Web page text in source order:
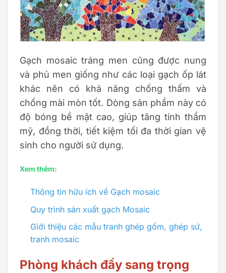
Gạch mosaic tráng men cũng được nung
và phủ men giống như các loại gạch ốp lát
khác nên có khả năng chống thấm và
chống mài mòn tốt. Dòng sản phẩm này có
độ bóng bề mặt cao, giúp tăng tính thẩm
mỹ, đồng thời, tiết kiệm tối đa thời gian vệ
sinh cho người sử dụng.
Xem thêm:
Thông tin hữu ích về Gạch mosaic
Quy trình sản xuất gạch Mosaic
Giới thiệu các mẫu tranh ghép gốm, ghép sứ,
tranh mosaic
Phòng khách đầy sang trọng